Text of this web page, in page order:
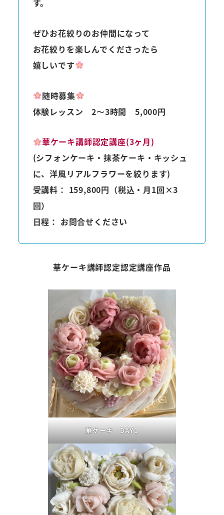
す。
ぜひお花絞りのお仲間になって
お花絞りを楽しんでくださったら
嬉しいです
随時募集
体験レッスン 2〜3時間 5,000円
華ケーキ講師認定講座(3ヶ月)
(シフォンケーキ・抹茶ケーキ・キッシュ
に、洋風リアルフラワーを絞ります)
受講料： 159,800円（税込・月1回×3
回）
日程： お問合せください
華ケーキ講師認定認定講座作品
華ケーキ DAY1